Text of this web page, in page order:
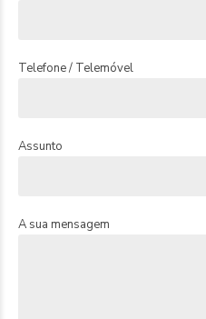
Telefone / Telemóvel
Assunto
A sua mensagem